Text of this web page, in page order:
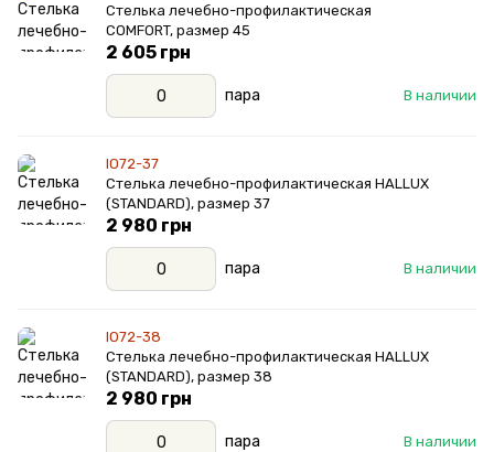
Стелька лечебно-профилактическая
COMFORT, размер 45
В наличии
2 605 грн
пара
IO72-37
Стелька лечебно-профилактическая HALLUX
(STANDARD), размер 37
В наличии
2 980 грн
пара
IO72-38
Стелька лечебно-профилактическая HALLUX
(STANDARD), размер 38
В наличии
2 980 грн
пара